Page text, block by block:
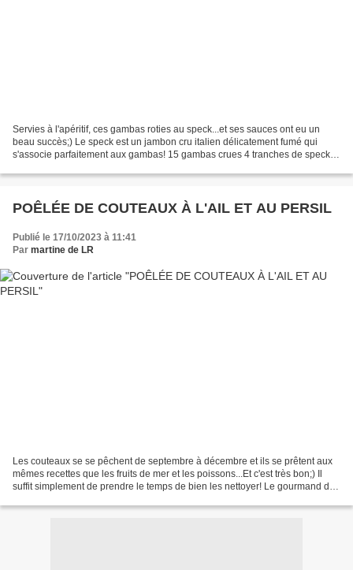
Servies à l'apéritif, ces gambas roties au speck...et ses sauces ont eu un
beau succès;) Le speck est un jambon cru italien délicatement fumé qui
s'associe parfaitement aux gambas! 15 gambas crues 4 tranches de speck,
POÊLÉE DE COUTEAUX À L'AIL ET AU PERSIL
Publié le 17/10/2023 à 11:41
Par martine de LR
Les couteaux se se pêchent de septembre à décembre et ils se prêtent aux
mêmes recettes que les fruits de mer et les poissons...Et c'est très bon;) Il
suffit simplement de prendre le temps de bien les nettoyer! Le gourmand de